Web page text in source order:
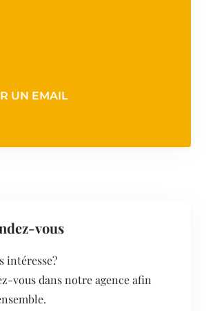
UN EMAIL
vous
intéresse?
vous dans notre agence afin